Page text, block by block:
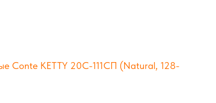
Conte KETTY 20С-111СП (Natural, 128-